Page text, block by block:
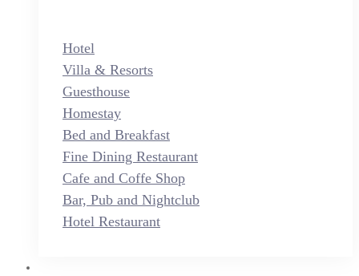
Hotel
Villa & Resorts
Guesthouse
Homestay
Bed and Breakfast
Fine Dining Restaurant
Cafe and Coffe Shop
Bar, Pub and Nightclub
Hotel Restaurant